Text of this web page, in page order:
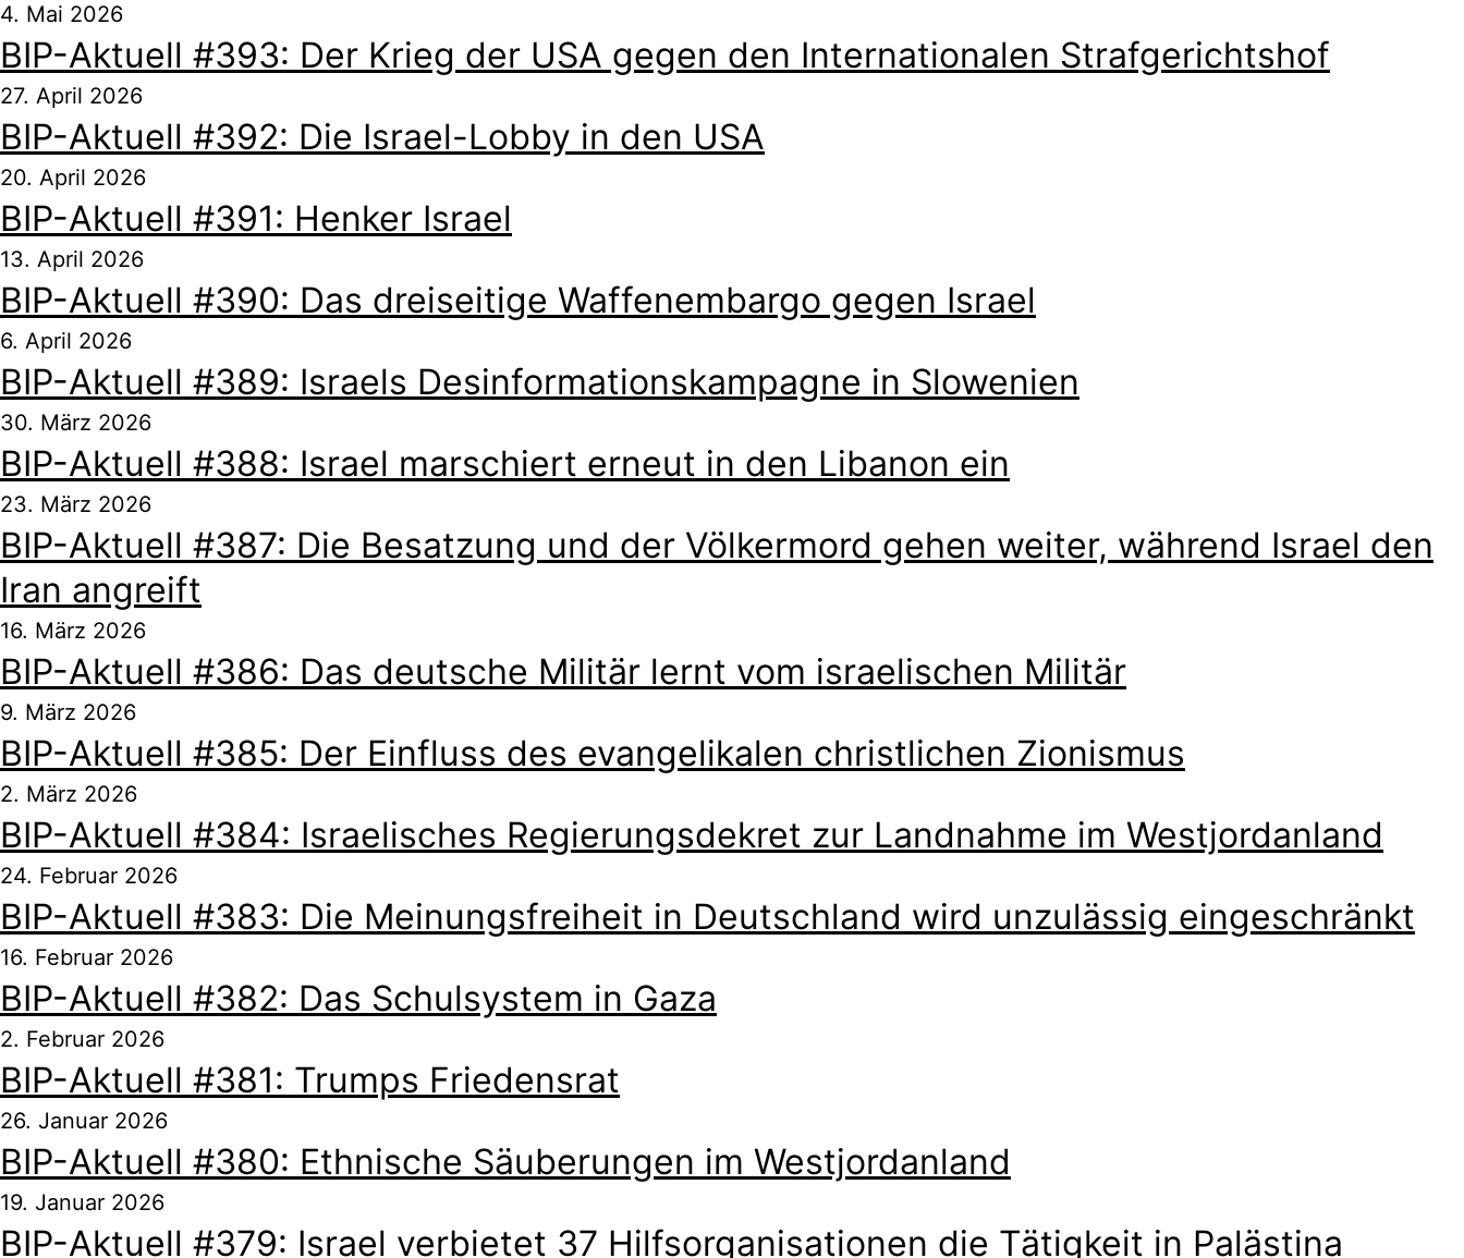
4. Mai 2026
BIP-Aktuell #393: Der Krieg der USA gegen den Internationalen Strafgerichtshof
27. April 2026
BIP-Aktuell #392: Die Israel-Lobby in den USA
20. April 2026
BIP-Aktuell #391: Henker Israel
13. April 2026
BIP-Aktuell #390: Das dreiseitige Waffenembargo gegen Israel
6. April 2026
BIP-Aktuell #389: Israels Desinformationskampagne in Slowenien
30. März 2026
BIP-Aktuell #388: Israel marschiert erneut in den Libanon ein
23. März 2026
BIP-Aktuell #387: Die Besatzung und der Völkermord gehen weiter, während Israel den
Iran angreift
16. März 2026
BIP-Aktuell #386: Das deutsche Militär lernt vom israelischen Militär
9. März 2026
BIP-Aktuell #385: Der Einfluss des evangelikalen christlichen Zionismus
2. März 2026
BIP-Aktuell #384: Israelisches Regierungsdekret zur Landnahme im Westjordanland
24. Februar 2026
BIP-Aktuell #383: Die Meinungsfreiheit in Deutschland wird unzulässig eingeschränkt
16. Februar 2026
BIP-Aktuell #382: Das Schulsystem in Gaza
2. Februar 2026
BIP-Aktuell #381: Trumps Friedensrat
26. Januar 2026
BIP-Aktuell #380: Ethnische Säuberungen im Westjordanland
19. Januar 2026
BIP-Aktuell #379: Israel verbietet 37 Hilfsorganisationen die Tätigkeit in Palästina